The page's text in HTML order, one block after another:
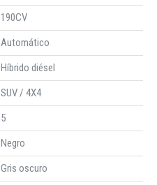
190CV
Automático
Híbrido diésel
SUV / 4X4
5
Negro
Gris oscuro